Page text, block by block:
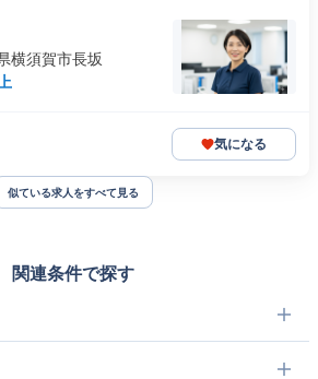
横須賀市長坂
気になる
似ている求人をすべて見る
関連条件で探す